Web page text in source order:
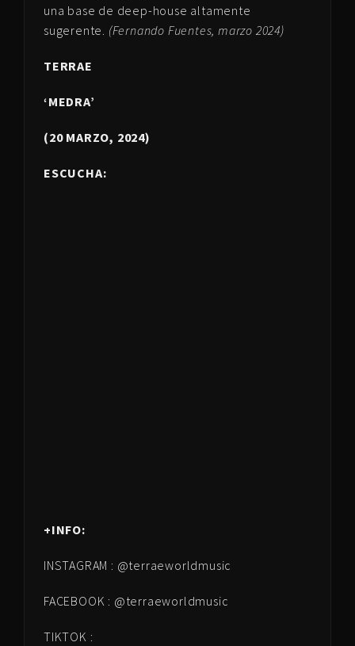
una base de deep-house altamente
sugerente. (Fernando Fuentes, marzo 2024)
TERRAE
‘MEDRA’
(20 MARZO, 2024)
ESCUCHA:
+INFO:
INSTAGRAM : @terraeworldmusic
FACEBOOK : @terraeworldmusic
TIKTOK :